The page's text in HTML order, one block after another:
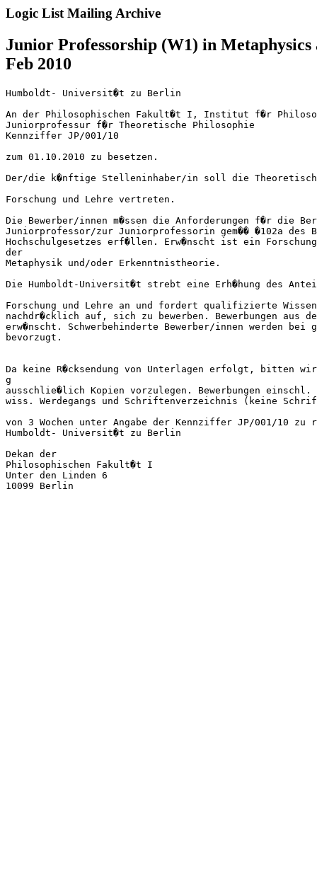
Logic List Mailing Archive
Junior Professorship (W1) in
Feb 2010
Humboldt- Universit�t zu Berlin
An der Philosophischen Fakult�t I, Institut f�r
Juniorprofessur f�r Theoretische Philosophie
Kennziffer JP/001/10
zum 01.10.2010 zu besetzen.
Der/die k�nftige Stelleninhaber/in soll die
Forschung und Lehre vertreten.
Die Bewerber/innen m�ssen die Anforderungen f�r die
Juniorprofessor/zur Juniorprofessorin gem�� �102a
Hochschulgesetzes erf�llen. Erw�nscht ist ein
der
Metaphysik und/oder Erkenntnistheorie.
Die Humboldt-Universit�t strebt eine Erh�hung des
Forschung und Lehre an und fordert qualifizierte
nachdr�cklich auf, sich zu bewerben. Bewerbungen aus
erw�nscht. Schwerbehinderte Bewerber/innen werden
bevorzugt.
Da keine R�cksendung von Unterlagen erfolgt, bitten
g
ausschlie�lich Kopien vorzulegen. Bewerbungen
wiss. Werdegangs und Schriftenverzeichnis (keine
von 3 Wochen unter Angabe der Kennziffer JP/001/10
Humboldt- Universit�t zu Berlin
Dekan der
Philosophischen Fakult�t I
Unter den Linden 6